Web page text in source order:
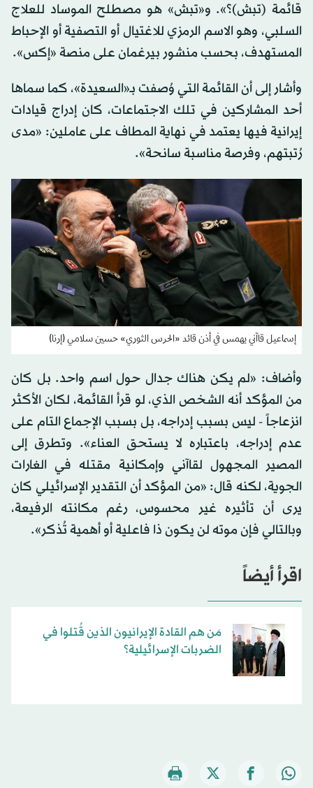
قائمة (تبش)؟». و«تبش» هو مصطلح الموساد للعلاج
السلبي، وهو الاسم الرمزي للاغتيال أو التصفية أو الإحباط
المستهدف، بحسب منشور بيرغمان على منصة «إكس».
وأشار إلى أن القائمة التي وُصفت بـ«السعيدة»، كما سماها
أحد المشاركين في تلك الاجتماعات، كان إدراج قيادات
إيرانية فيها يعتمد في نهاية المطاف على عاملين: «مدى
رُتبتهم، وفرصة مناسبة سانحة».
إسماعيل قاآني يهمس في أذن قائد «الحرس الثوري» حسين سلامي (إرنا)
وأضاف: «لم يكن هناك جدال حول اسم واحد. بل كان
من المؤكد أنه الشخص الذي، لو قرأ القائمة، لكان الأكثر
انزعاجاً - ليس بسبب إدراجه، بل بسبب الإجماع التام على
عدم إدراجه، باعتباره لا يستحق العناء». وتطرق إلى
المصير المجهول لقاآني وإمكانية مقتله في الغارات
الجوية، لكنه قال: «من المؤكد أن التقدير الإسرائيلي كان
يرى أن تأثيره غير محسوس، رغم مكانته الرفيعة،
وبالتالي فإن موته لن يكون ذا فاعلية أو أهمية تُذكر».
اقرأ أيضاً
مَن هم القادة الإيرانيون الذين قُتلوا في
الضربات الإسرائيلية؟